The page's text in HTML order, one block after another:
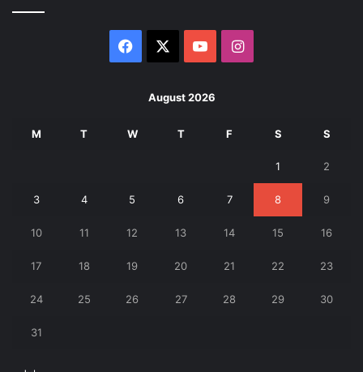
Facebook YouTubeInstagram
August 2026
M T W T F S S
1 2
3 4 5 6 7 8 9
10 11 12 13 14 15 16
17 18 19 20 21 22 23
24 25 26 27 28 29 30
31